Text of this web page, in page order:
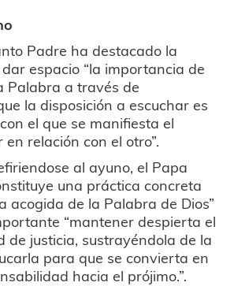
Padre ha destacado la
espacio “la importancia de
Palabra a través de
la disposición a escuchar es
el que se manifiesta el
relación con el otro”.
al ayuno, el Papa
una práctica concreta
acogida de la Palabra de Dios”
“mantener despierta el
de justicia, sustrayéndola de la
para que se convierta en
hacia el prójimo.”.